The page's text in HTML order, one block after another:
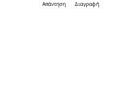
Απάντηση Διαγραφή